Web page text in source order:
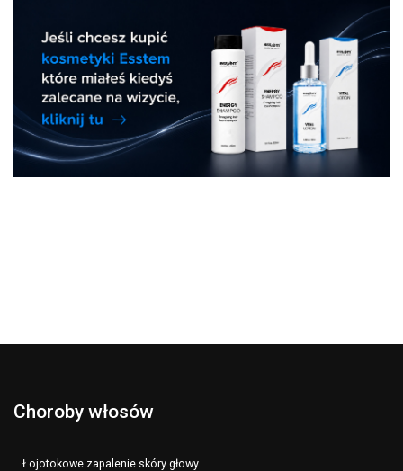
Choroby włosów
Łojotokowe zapalenie skóry głowy